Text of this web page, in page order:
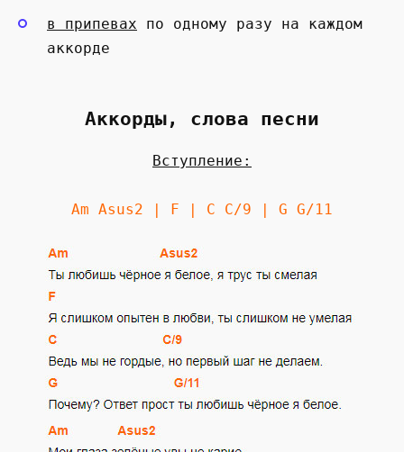
в припевах по одному разу на каждом
аккорде
Аккорды, слова песни
Вступление:
Am Asus2 | F | C C/9 | G G/11